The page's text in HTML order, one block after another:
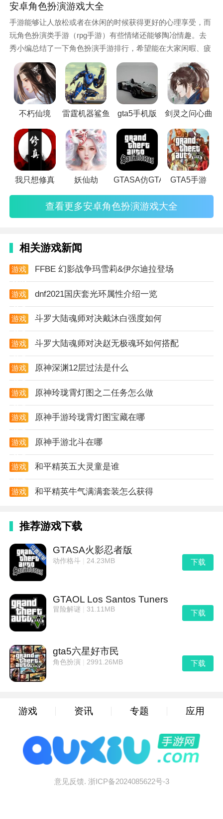
2. 逼真的物理引擎：游戏采用先进的物理引擎技术，打
造出逼真的车辆驾驶、人物动作等效果。
3. 多人在线合作：游戏支持多人在线合作，玩家可以与
游戏优势
1. 高度自由度：游戏给予玩家极高的自由度，玩家可以
根据自己的喜好选择不同的任务、装备和路线。
2. 精美的画面表现：游戏采用高质量的画面表现，为玩
家呈现出逼真的城市风光和人物造型。
3. 丰富的游戏内容：游戏提供丰富的任务内容和装备选
择，满足不同玩家的需求和喜好。
游戏点评
戏体验。
2. 出色的物理引擎：游戏采用的物理引擎技术使得游戏
更加逼真、流畅，为玩家提供了更好的游戏体验。
3. 高度的互动性：游戏支持多人在线合作，加强了玩家
之间的互动和沟通，让游戏更加具有挑战性和趣味性。
安卓角色扮演游戏大全
手游能够让人放松或者在休闲的时候获得更好的心理享受，而
玩角色扮演类手游（rpg手游）有些情绪还能够陶冶情趣。去
秀小编总结了一下角色扮演手游排行，希望能在大家闲暇、疲
惫的时候给大家带来一些欢乐！
不朽仙境 雷霆机器鲨鱼3dgta5手机版 剑灵之问心曲
我只想修真 妖仙劫 GTASA仿GTA5版mod整合包
GTA5手游
查看更多安卓角色扮演游戏大全
相关游戏新闻
游戏
FFBE 幻影战争玛雪莉&伊尔迪拉登场
游戏
dnf2021国庆套光环属性介绍一览
游戏
斗罗大陆魂师对决戴沐白强度如何
游戏
斗罗大陆魂师对决赵无极魂环如何搭配
游戏
原神深渊12层过法是什么
游戏
原神玲珑霄灯图之二任务怎么做
游戏
原神手游玲珑霄灯图宝藏在哪
游戏
原神手游北斗在哪
游戏
和平精英五大灵童是谁
游戏
和平精英牛气满满套装怎么获得
推荐游戏下载
GTASA火影忍者版
动作格斗 24.23MB 下载
GTAOL Los Santos Tuners
冒险解谜| 31.11MB 下载
gta5六星好市民
角色扮演 2991.26MB 下载
游戏 资讯 专题 应用
意见反馈. 浙ICP备2024085622号-3